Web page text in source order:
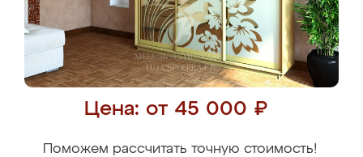
Цена: от 45 000 ₽
Поможем рассчитать точную стоимость!